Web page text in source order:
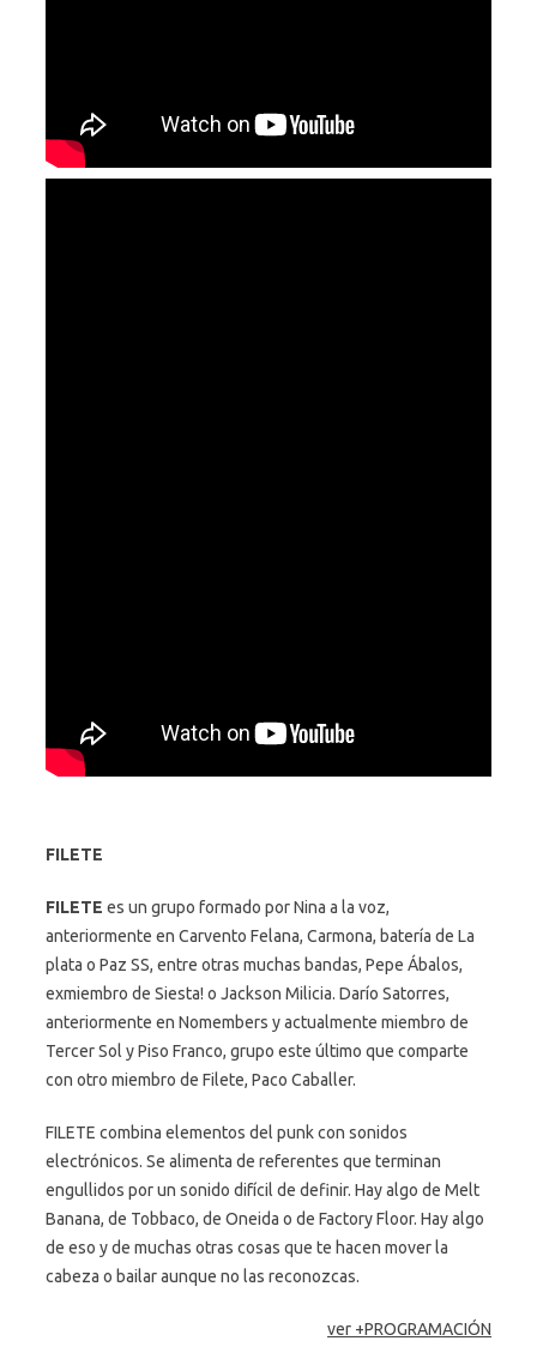
FILETE
FILETE es un grupo formado por Nina a la voz,
anteriormente en Carvento Felana, Carmona, batería de La
plata o Paz SS, entre otras muchas bandas, Pepe Ábalos,
exmiembro de Siesta! o Jackson Milicia. Darío Satorres,
anteriormente en Nomembers y actualmente miembro de
Tercer Sol y Piso Franco, grupo este último que comparte
con otro miembro de Filete, Paco Caballer.
FILETE combina elementos del punk con sonidos
electrónicos. Se alimenta de referentes que terminan
engullidos por un sonido difícil de definir. Hay algo de Melt
Banana, de Tobbaco, de Oneida o de Factory Floor. Hay algo
de eso y de muchas otras cosas que te hacen mover la
cabeza o bailar aunque no las reconozcas.
ver +PROGRAMACIÓN